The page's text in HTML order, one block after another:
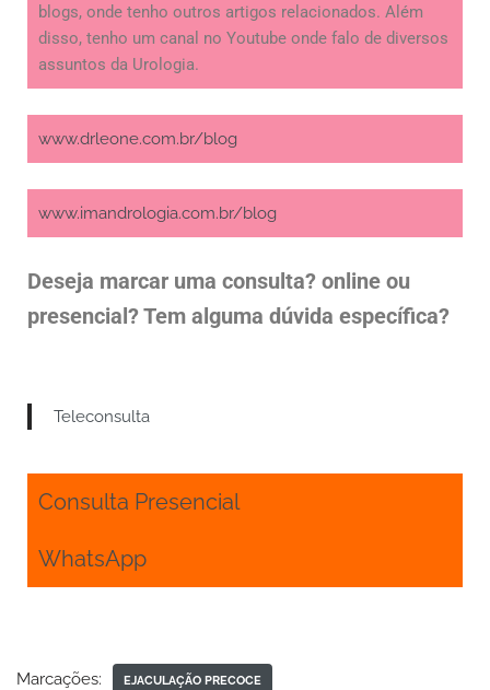
blogs, onde tenho outros artigos relacionados. Além
disso, tenho um canal no Youtube onde falo de diversos
assuntos da Urologia.
www.drleone.com.br/blog
www.imandrologia.com.br/blog
Deseja marcar uma consulta? online ou
presencial? Tem alguma dúvida específica?
Teleconsulta
Consulta Presencial
WhatsApp
Marcações: EJACULAÇÃO PRECOCE